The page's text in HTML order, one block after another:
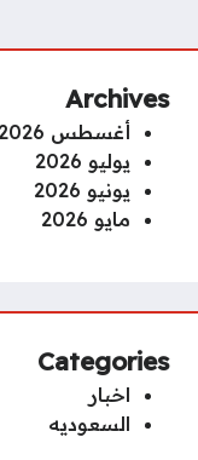
Archives
أغسطس 2026
يوليو 2026
يونيو 2026
مايو 2026
Categories
اخبار
السعوديه